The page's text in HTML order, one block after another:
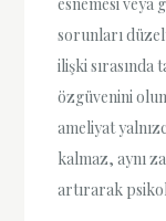
sorunları
ilişki sırasında
özgüvenini
ameliyat
kalmaz, aynı
artırarak